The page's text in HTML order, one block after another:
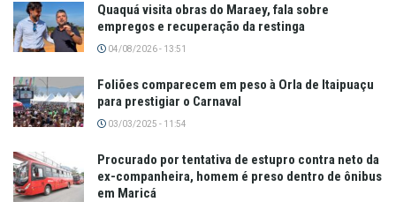
Quaquá visita obras do Maraey, fala sobre
empregos e recuperação da restinga
04/08/2026 - 13:51
Foliões comparecem em peso à Orla de Itaipuaçu
para prestigiar o Carnaval
03/03/2025 - 11:54
Procurado por tentativa de estupro contra neto da
ex-companheira, homem é preso dentro de ônibus
em Maricá